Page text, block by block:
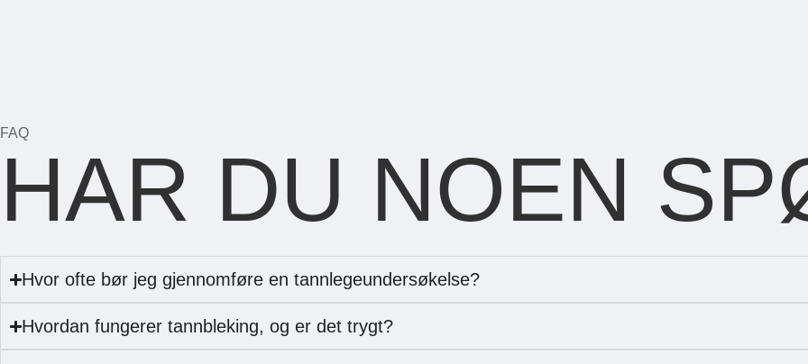
FAQ
HAR DU NOEN
Hvor ofte bør jeg gjennomføre en tannlegeundersøkelse?
Hvordan fungerer tannbleking, og er det trygt?